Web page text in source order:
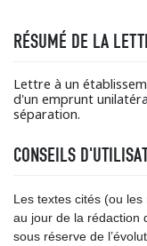
RÉSUMÉ DE LA
Lettre à un
d'un emprunt
séparation.
CONSEILS
Les textes cités (ou
au jour de la rédaction
sous réserve de